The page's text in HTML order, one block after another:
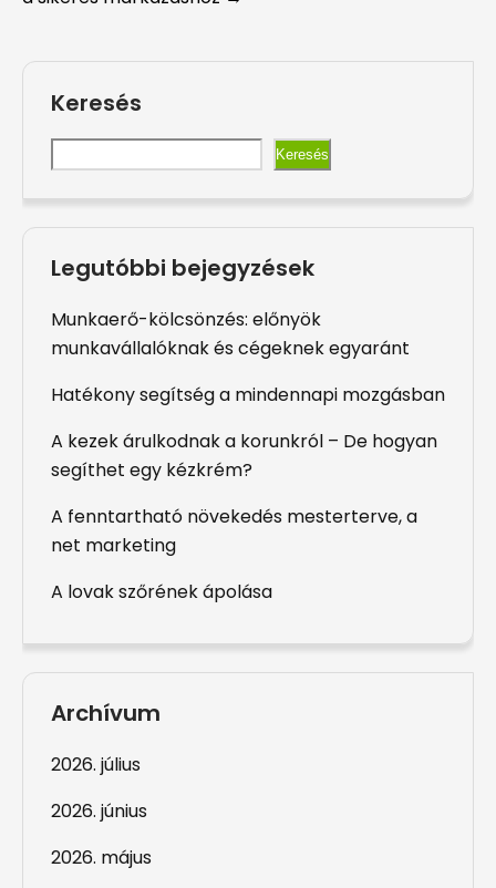
Keresés
Keresés
Legutóbbi bejegyzések
Munkaerő-kölcsönzés: előnyök
munkavállalóknak és cégeknek egyaránt
Hatékony segítség a mindennapi mozgásban
A kezek árulkodnak a korunkról – De hogyan
segíthet egy kézkrém?
A fenntartható növekedés mesterterve, a
net marketing
A lovak szőrének ápolása
Archívum
2026. július
2026. június
2026. május